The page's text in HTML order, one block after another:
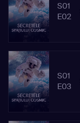
S01
E02
S01
E03